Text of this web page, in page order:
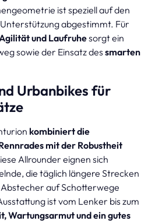
ist speziell auf den
abgestimmt. Für
und Laufruhesorgt ein
sowie der Einsatz des smarten
Urbanbikes für
kombiniert die
mit der Robustheit
Allrounder eignen sich
die täglich längere Strecken
auf Schotterwege
ist vom Lenker bis zum
Wartungsarmut und ein gutes